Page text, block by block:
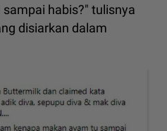
habis?" tulisnya
disiarkan dalam